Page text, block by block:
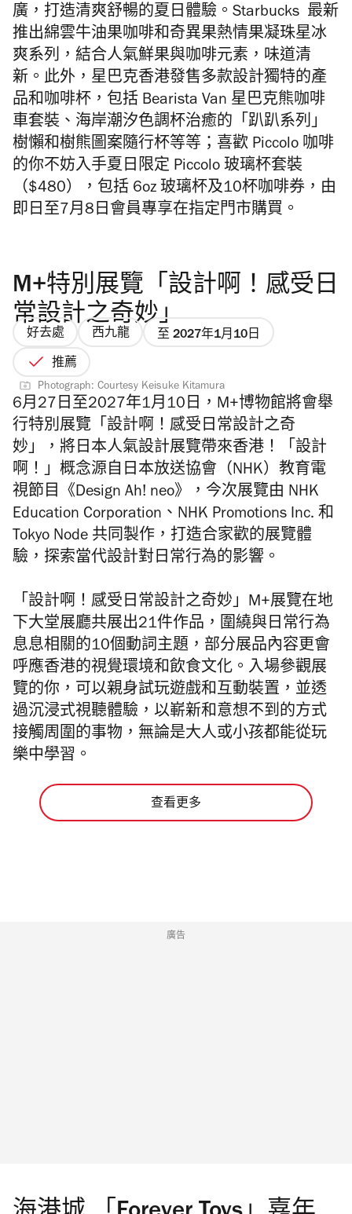
廣，打造清爽舒暢的夏日體驗。Starbucks 最新
推出綿雲牛油果咖啡和奇異果熱情果凝珠星冰
爽系列，結合人氣鮮果與咖啡元素，味道清
新。此外，星巴克香港發售多款設計獨特的產
品和咖啡杯，包括 Bearista Van 星巴克熊咖啡
車套裝、海岸潮汐色調杯治癒的「趴趴系列」
樹懶和樹熊圖案隨行杯等等；喜歡 Piccolo 咖啡
的你不妨入手夏日限定 Piccolo 玻璃杯套裝
（$480），包括 6oz 玻璃杯及10杯咖啡券，由
即日至7月8日 會員專享在指定門市購買 。
M+特別展覽「設計啊！感受日
常設計之奇妙」
好去處 西九龍 至 2027年1月10日
推薦
Photograph: Courtesy Keisuke Kitamura
6月27日至2027年1月10日，M+博物館將會舉
行特別展覽「設計啊！感受日常設計之奇
妙」，將日本人氣設計展覽帶來香港！「設計
啊！」概念源自日本放送協會（NHK）教育電
視節目《Design Ah! neo》，今次展覽由 NHK
Education Corporation、NHK Promotions Inc. 和
Tokyo Node 共同製作，打造合家歡的展覽體
驗，探索當代設計對日常行為的影響。
「設計啊！感受日常設計之奇妙」 M+展覽在地
下大堂展廳共展出21件作品，圍繞與日常行為
息息相關的10個動詞主題，部分展品內容更會
呼應香港的視覺環境和飲食文化。入場參觀展
覽的你，可以親身試玩遊戲和互動裝置，並透
過沉浸式視聽體驗，以嶄新和意想不到的方式
接觸周圍的事物，無論是大人或小孩都能從玩
樂中學習。
查看更多
廣告